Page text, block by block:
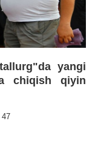
yangi
chiqish qiyin
47